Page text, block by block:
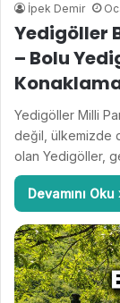
İpek Demir
Yedigöller
– Bolu
Yedigöller Milli
değil, ülkemizde
olan Yedigöller,
Devamını Oku